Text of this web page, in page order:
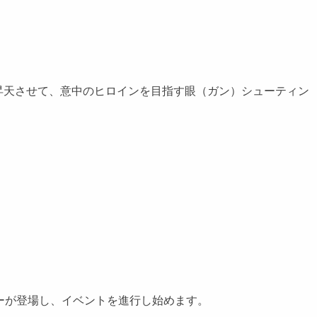
せて、意中のヒロインを目指す眼（ガン）シューティン
登場し、イベントを進行し始めます。